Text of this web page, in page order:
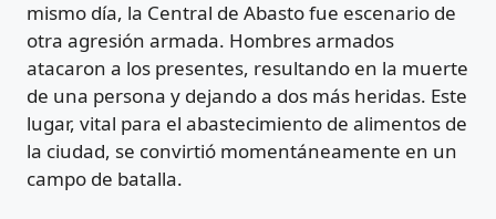
mismo día, la Central de Abasto fue escenario de
otra agresión armada. Hombres armados
atacaron a los presentes, resultando en la muerte
de una persona y dejando a dos más heridas. Este
lugar, vital para el abastecimiento de alimentos de
la ciudad, se convirtió momentáneamente en un
campo de batalla.